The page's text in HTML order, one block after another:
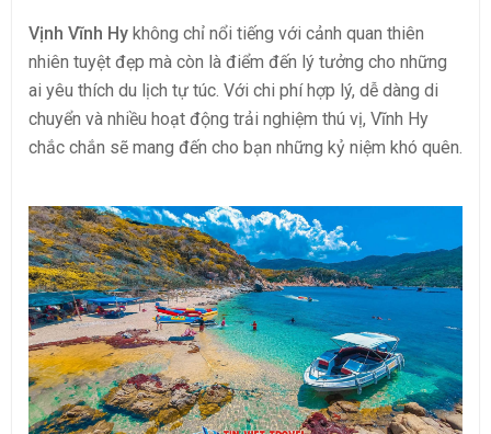
Vịnh Vĩnh Hy không chỉ nổi tiếng với cảnh quan thiên
nhiên tuyệt đẹp mà còn là điểm đến lý tưởng cho những
ai yêu thích du lịch tự túc. Với chi phí hợp lý, dễ dàng di
chuyển và nhiều hoạt động trải nghiệm thú vị, Vĩnh Hy
chắc chắn sẽ mang đến cho bạn những kỷ niệm khó quên.